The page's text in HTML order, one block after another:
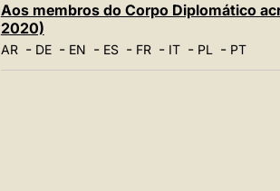
Aos membros do Corpo Diplomático
2020)
AR- DE- EN - ES- FR- IT- PL- PT